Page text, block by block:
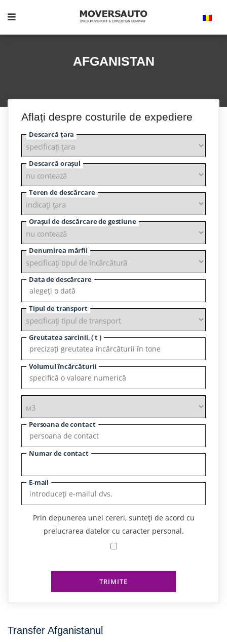
AFGANISTAN
Aflați despre costurile de expediere
Descarcă țara
Descarcă orașul
Teren de descărcare
Orașul de descărcare de gestiune
Denumirea mărfii
Data de descărcare
Tipul de transport
Greutatea sarcinii, ( t )
Volumul încărcăturii
Persoana de contact
Numar de contact
E-mail
Prin depunerea unei cereri, sunteți de acord cu
prelucrarea datelor cu caracter personal.
TRIMITE
Transfer Afganistanul